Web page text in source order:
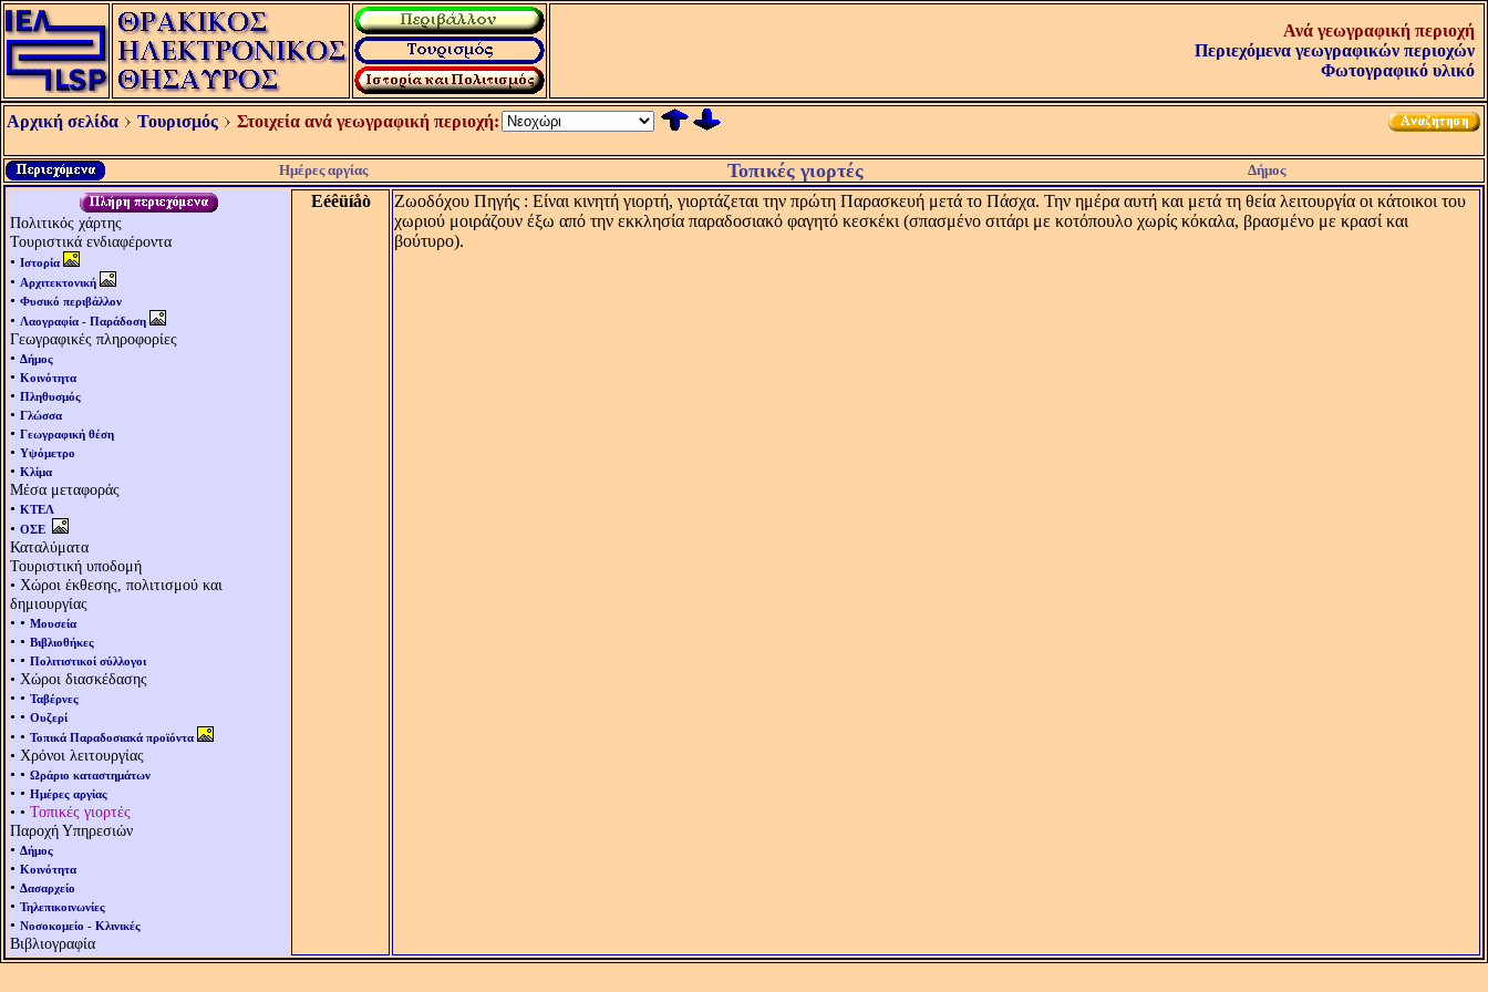
Ανά γεωγραφική περιοχή
Περιεχόμενα γεωγραφικών περιοχών
Φωτογραφικό υλικό
Αρχική σελίδα Τουρισμός Στοιχεία ανά γεωγραφική περιοχή:
Ημέρες αργίας Τοπικές γιορτές Δήμος
Πολιτικός χάρτης
Τουριστικά ενδιαφέροντα
• Ιστορία
• Αρχιτεκτονική
• Φυσικό περιβάλλον
• Λαογραφία - Παράδοση
Γεωγραφικές πληροφορίες
• Δήμος
• Κοινότητα
• Πληθυσμός
• Γλώσσα
• Γεωγραφική θέση
• Υψόμετρο
• Κλίμα
Μέσα μεταφοράς
• ΚΤΕΛ
• ΟΣΕ
Καταλύματα
Τουριστική υποδομή
• Χώροι έκθεσης, πολιτισμού και
δημιουργίας
• • Μουσεία
• • Βιβλιοθήκες
• • Πολιτιστικοί σύλλογοι
• Χώροι διασκέδασης
• • Ταβέρνες
• • Ουζερί
• • Τοπικά Παραδοσιακά προϊόντα
• Χρόνοι λειτουργίας
• • Ωράριο καταστημάτων
• • Ημέρες αργίας
• • Τοπικές γιορτές
Παροχή Υπηρεσιών
• Δήμος
• Κοινότητα
• Δασαρχείο
• Τηλεπικοινωνίες
• Νοσοκομείο - Κλινικές
Βιβλιογραφία
Eéêüíåò
Ζωοδόχου Πηγής : Είναι κινητή γιορτή, γιορτάζεται την πρώτη Παρασκευή μετά το Πάσχα. Την ημέρα αυτή και μετά τη θεία λειτουργία οι κάτοικοι του
χωριού μοιράζουν έξω από την εκκλησία παραδοσιακό φαγητό κεσκέκι (σπασμένο σιτάρι με κοτόπουλο χωρίς κόκαλα, βρασμένο με κρασί και
βούτυρο).